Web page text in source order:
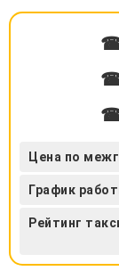
☎
☎
☎
Цена по
График
Рейтинг